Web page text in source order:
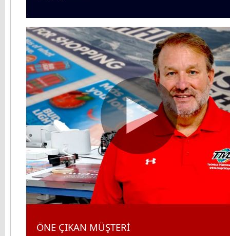
ÖNE ÇIKAN MÜŞTERİ